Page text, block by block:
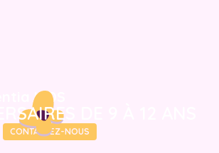
KIDS
DE 9 À 12 ANS
CONTACTEZ-NOUS